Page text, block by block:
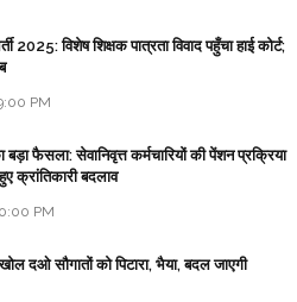
2025: विशेष शिक्षक पात्रता विवाद पहुँचा हाई कोर्ट;
PM
फैसला: सेवानिवृत्त कर्मचारियों की पेंशन प्रक्रिया
क्रांतिकारी बदलाव
PM
दओ सौगातों को पिटारा, भैया, बदल जाएगी